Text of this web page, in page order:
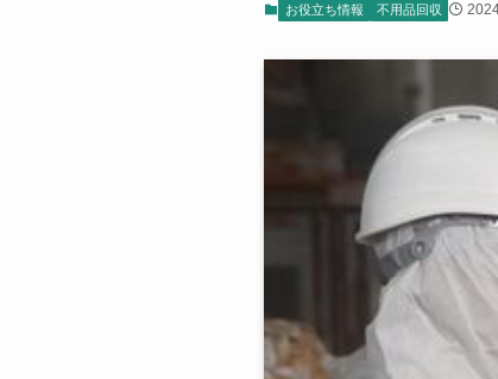
お役立ち情報 不用品回収